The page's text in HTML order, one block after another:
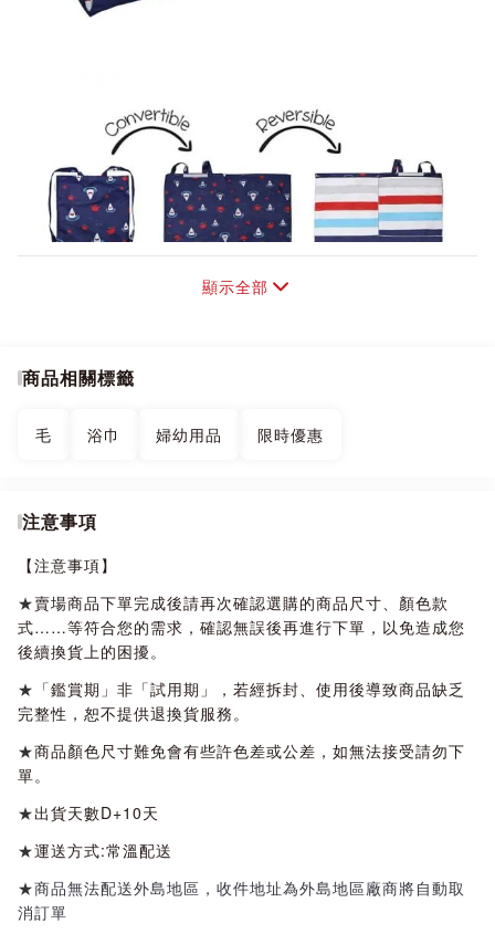
顯示全部
商品相關標籤
毛 浴巾 婦幼用品 限時優惠
注意事項
【注意事項】
★賣場商品下單完成後請再次確認選購的商品尺寸、顏色款
式……等符合您的需求，確認無誤後再進行下單，以免造成您
後續換貨上的困擾。
★ 「鑑賞期」非「試用期」，若經拆封、使用後導致商品缺乏
完整性，恕不提供退換貨服務。
★商品顏色尺寸難免會有些許色差或公差，如無法接受請勿下
單。
★出貨天數D+10天
★運送方式:常溫配送
★商品無法配送外島地區，收件地址為外島地區廠商將自動取
消訂單